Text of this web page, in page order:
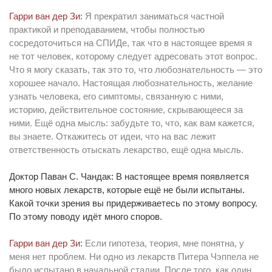
Гарри ван дер Зи: Я прекратил заниматься частной
практикой и преподаванием, чтобы полностью
сосредоточиться на СПИДе, так что в настоящее время я
не тот человек, которому следует адресовать этот вопрос.
Что я могу сказать, так это то, что любознательность — это
хорошее начало. Настоящая любознательность, желание
узнать человека, его симптомы, связанную с ними,
историю, действительное состояние, скрывающееся за
ними. Ещё одна мысль: забудьте то, что, как вам кажется,
вы знаете. Откажитесь от идеи, что на вас лежит
ответственность отыскать лекарство, ещё одна мысль.
Доктор Паван С. Чандак: В настоящее время появляется
много новых лекарств, которые ещё не были испытаны.
Какой точки зрения вы придерживаетесь по этому вопросу.
По этому поводу идёт много споров.
Гарри ван дер Зи: Если гипотеза, теория, мне понятна, у
меня нет проблем. Ни одно из лекарств Питера Чэппела не
было испытано в начальной стадии. После того, как один